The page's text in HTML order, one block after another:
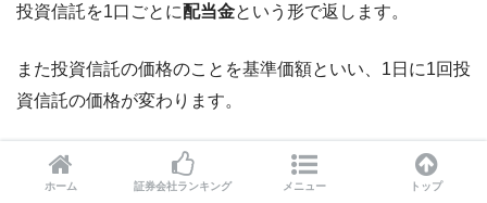
投資信託を1口ごとに配当金という形で返します。
また投資信託の価格のことを基準価額といい、1日に1回投
資信託の価格が変わります。
買ったときと売った時の差額でも利益が出ます。
ホーム 証券会社ランキング メニュー トップ